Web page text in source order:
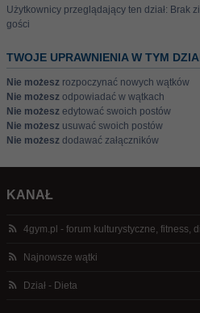
Użytkownicy przeglądający ten dział: Brak
gości
TWOJE UPRAWNIENIA W TYM
Nie możesz rozpoczynać nowych wątków
Nie możesz odpowiadać w wątkach
Nie możesz edytować swoich postów
Nie możesz usuwać swoich postów
Nie możesz dodawać załączników
KANAŁ
4gym.pl - forum kulturystyczne, fitness,
Najnowsze wątki
Dział - Dieta